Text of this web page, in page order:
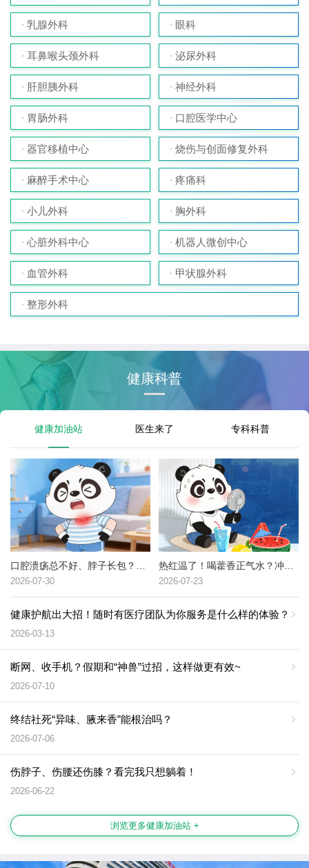
乳腺外科 眼科
耳鼻喉头颈外科 泌尿外科
肝胆胰外科 神经外科
胃肠外科 口腔医学中心
器官移植中心 烧伤与创面修复外科
麻醉手术中心 疼痛科
小儿外科 胸外科
心脏外科中心 机器人微创中心
血管外科 甲状腺外科
整形外科
健康科普
健康加油站 医生来了 专科科普
2026-07-30 2026-07-23
健康护航出大招！随时有医疗团队为你服务是什么样的体验？
2026-03-13
断网、收手机？假期和“神兽”过招，这样做更有效~
2026-07-10
终结社死“异味、腋来香”能根治吗？
2026-07-06
伤脖子、伤腰还伤膝？看完我只想躺着！
2026-06-22
浏览更多健康加油站 +